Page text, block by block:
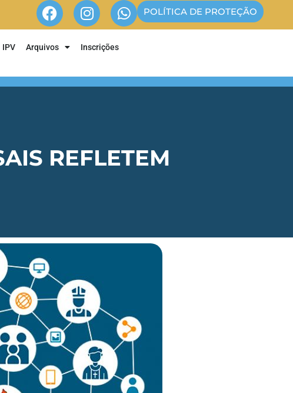
POLÍTICA DE PROTEÇÃO
IPV Arquivos Inscrições
REFLETEM